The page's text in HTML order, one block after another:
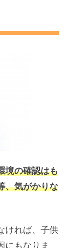
境の確認はも
、気がかりな
ければ、子供
にもなりま